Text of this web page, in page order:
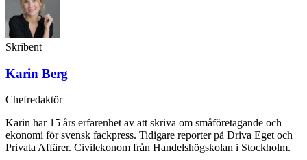
Skribent
Karin Berg
Chefredaktör
Karin har 15 års erfarenhet av att skriva om småföretagande och
ekonomi för svensk fackpress. Tidigare reporter på Driva Eget och
Privata Affärer. Civilekonom från Handelshögskolan i Stockholm.